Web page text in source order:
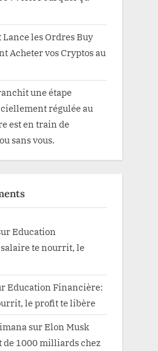
les Ordres Buy
Acheter vos Cryptos au
une étape
régulée au
est en train de
sans vous.
Education
te nourrit, le
Education Financière:
le profit te libère
surElon Musk
de 1000 milliards chez